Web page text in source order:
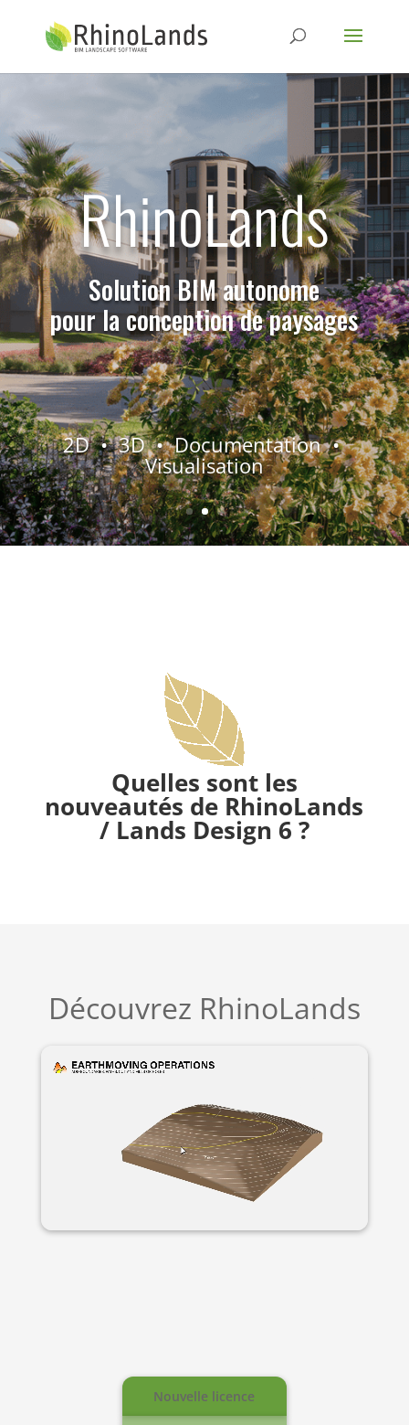
RhinoLands
Solution BIM autonome
pour la conception de paysages
2D • 3D • Documentation •
Visualisation
Quelles sont les
nouveautés de RhinoLands
/ Lands Design 6 ?
Découvrez RhinoLands
Nouvelle licence